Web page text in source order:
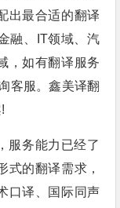
出最合适的翻译
融、IT领域、汽
，如有翻译服务
客服。鑫美译翻
服务能力已经了
式的翻译需求，
口译、国际同声